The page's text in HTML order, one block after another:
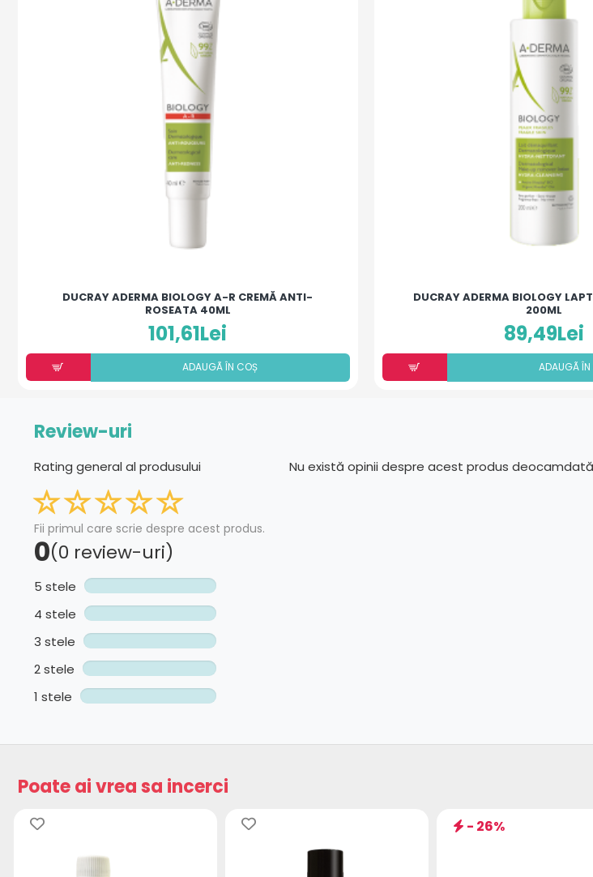
DUCRAY ADERMA BIOLOGY A-R CREMĂ ANTI-
ROSEATA 40ML
101,61Lei
ADAUGÃ ÎN COȘ
DUCRAY ADERMA BIOLOGY
200ML
89,49Lei
ADAUGÃ
Review-uri
Rating general al produsului
Fii primul care scrie despre acest produs.
0(0 review-uri)
5 stele
4 stele
3 stele
2 stele
1 stele
Nu există opinii despre acest produs
Poate ai vrea sa incerci
- 26%